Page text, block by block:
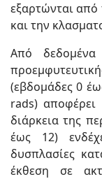
εξαρτώνται από
και την
Από
(εβδομάδες 0
rads)
διάρκεια της
έως 12)
δυσπλασίες
έκθεση σε